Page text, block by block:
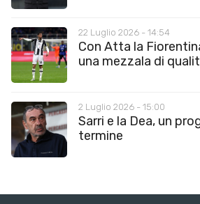
22 Luglio 2026 - 14:54
Con Atta la
una mezzala di
2 Luglio 2026 - 15:00
Sarri e la Dea, un
termine